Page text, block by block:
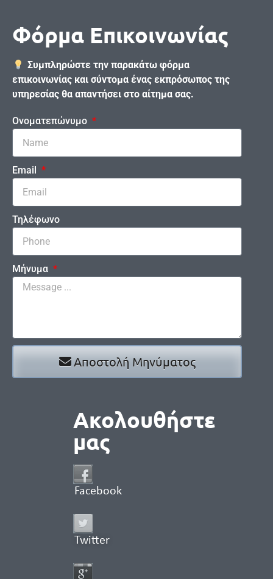
Φόρμα Επικοινωνίας
Συμπληρώστε την παρακάτω φόρμα
επικοινωνίας και σύντομα ένας εκπρόσωπος της
υπηρεσίας θα απαντήσει στο αίτημα σας.
Ονοματεπώνυμο
Email
Τηλέφωνο
Μήνυμα
Αποστολή Μηνύματος
Ακολουθήστε
μας
Facebook
Twitter